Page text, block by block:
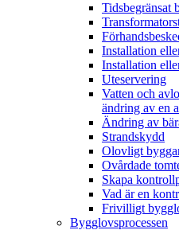
Tidsbegränsat
Installation
Installation
Uteservering
Vatten och
ändring av en
Ändring av
Strandskydd
Olovligt
Ovårdade
Skapa
Vad är en
Frivilligt
Bygglovsprocessen